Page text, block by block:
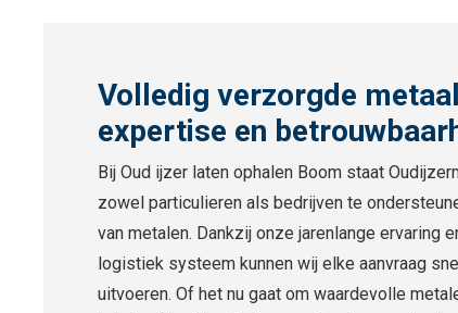
Volledig verzorgde
expertise en
Bij Oud ijzer laten ophalen Boom staat
zowel particulieren als bedrijven te
van metalen. Dankzij onze jarenlange ervaring
logistiek systeem kunnen wij elke aanvraag
uitvoeren. Of het nu gaat om waardevolle